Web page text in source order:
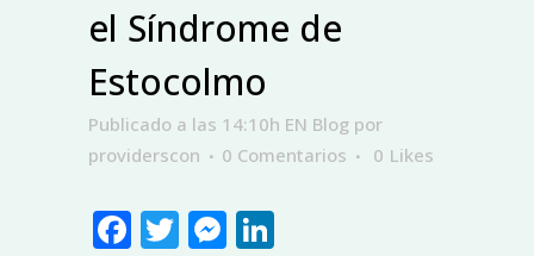
el Síndrome de
Estocolmo
Publicado a las 14:10h EN Blog por
providerscon
0 Comentarios 0 Likes
Facebook
TwitterMessenger